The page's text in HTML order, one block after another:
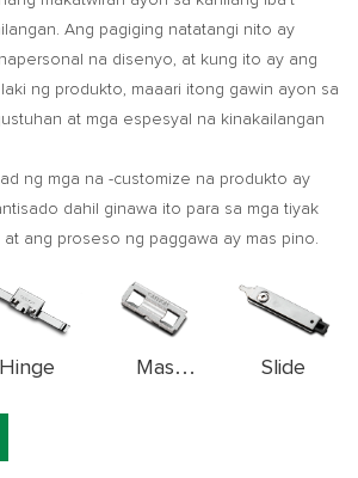
Ang pagiging natatangi nito ay
na disenyo, at kung ito ay ang
ng produkto, maaari itong gawin ayon sa
at mga espesyal na kinakailangan
ng mga na -customize na produkto ay
dahil ginawa ito para sa mga tiyak
ang proseso ng paggawa ay mas pino.
Hinge
Mas
Slide